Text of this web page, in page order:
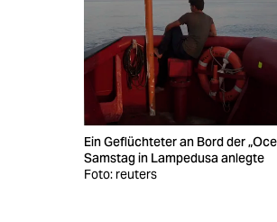
veranstaltungen
Ein Geflüchteter an Bord der
Samstag in Lampedusa anlegte
Foto: reuters